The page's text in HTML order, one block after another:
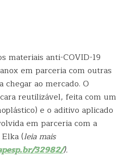
materiais anti-COVID-19
em parceria com outras
chegar ao mercado. O
reutilizável, feita com um
e o aditivo aplicado
em parceria com a
(leia mais
32982/).